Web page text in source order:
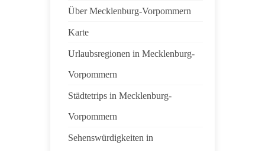
Über Mecklenburg-Vorpommern
Karte
Urlaubsregionen in Mecklenburg-
Vorpommern
Städtetrips in Mecklenburg-
Vorpommern
Sehenswürdigkeiten in